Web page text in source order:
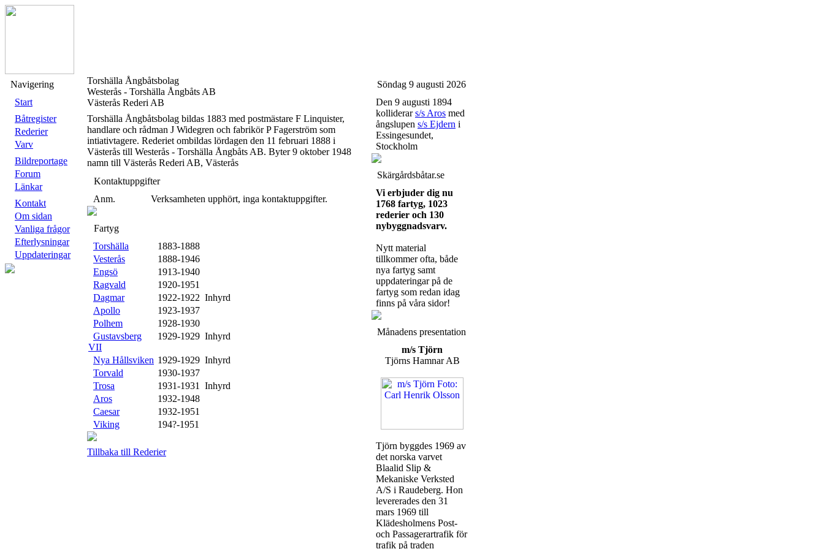
Navigering
Start
Båtregister
Rederier
Varv
Bildreportage
Forum
Länkar
Kontakt
Om sidan
Vanliga frågor
Efterlysningar
Uppdateringar
Torshälla Ångbåtsbolag
Westerås - Torshälla Ångbåts AB
Västerås Rederi AB
Torshälla Ångbåtsbolag bildas 1883 med postmästare F Linquister,
handlare och rådman J Widegren och fabrikör P Fagerström som
intiativtagere. Rederiet ombildas lördagen den 11 februari 1888 i
Västerås till Westerås - Torshälla Ångbåts AB. Byter 9 oktober 1948
namn till Västerås Rederi AB, Västerås
Kontaktuppgifter
Anm.
Verksamheten upphört, inga kontaktuppgifter.
Fartyg
Torshälla
1883-1888
Vesterås
1888-1946
Engsö
1913-1940
Ragvald
1920-1951
Dagmar
1922-1922 Inhyrd
Apollo
1923-1937
Polhem
1928-1930
Gustavsberg
VII
1929-1929 Inhyrd
Nya Hållsviken 1929-1929 Inhyrd
Torvald
1930-1937
Trosa
1931-1931 Inhyrd
Aros
1932-1948
Caesar
1932-1951
Viking
194?-1951
Tillbaka till Rederier
Söndag 9 augusti 2026
Den 9 augusti 1894
kolliderars/s Aros med
ångslupen s/s Ejdern i
Essingesundet,
Stockholm
Skärgårdsbåtar.se
Vi erbjuder dig nu
1768 fartyg, 1023
rederier och 130
nybyggnadsvarv.
Nytt material
tillkommer ofta, både
nya fartyg samt
uppdateringar på de
fartyg som redan idag
finns på våra sidor!
Månadens presentation
m/s Tjörn
Tjörns Hamnar AB
Tjörn byggdes 1969 av
det norska varvet
Blaalid Slip &
Mekaniske Verksted
A/S i Raudeberg. Hon
levererades den 31
mars 1969 till
Klädesholmens Post-
och Passagerartrafik för
trafik på traden